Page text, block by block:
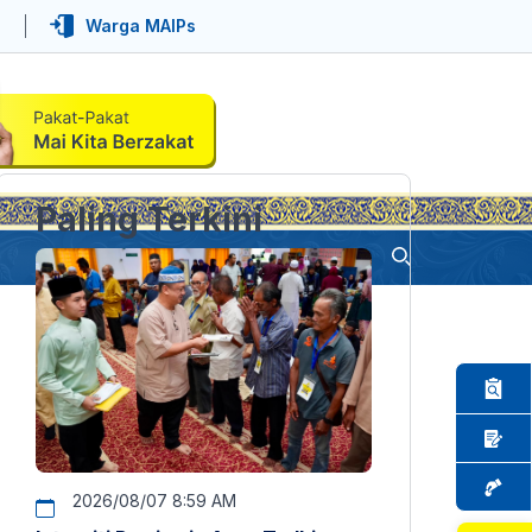
Warga MAIPs
Paling Terkini
2026/08/07 8:59 AM